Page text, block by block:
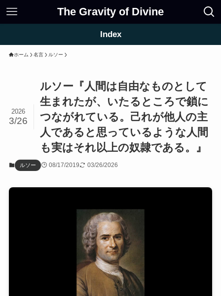
The Gravity of Divine
Index
ホーム 名言 ルソー
ルソー『人間は自由なものとして
生まれたが、いたるところで鎖に
つながれている。己れが他人の主
人であると思っているような人間
も実はそれ以上の奴隷である。』
2026
3/26
ルソー 08/17/2019 03/26/2026